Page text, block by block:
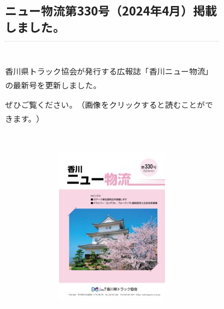
ニュー物流第330号（2024年4月）掲載
しました。
香川県トラック協会が発行する広報誌「香川ニュー物流」
の最新号を更新しました。
ぜひご覧ください。（画像をクリックすると読むことがで
きます。）